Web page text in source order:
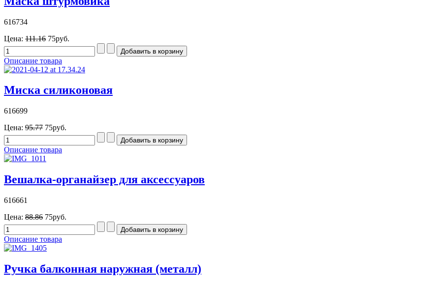
616734
Цена: 111.16 75руб.
Описание товара
Миска силиконовая
616699
Цена: 95.77 75руб.
Описание товара
Вешалка-органайзер для аксессуаров
616661
Цена: 88.86 75руб.
Описание товара
Ручка балконная наружная (металл)